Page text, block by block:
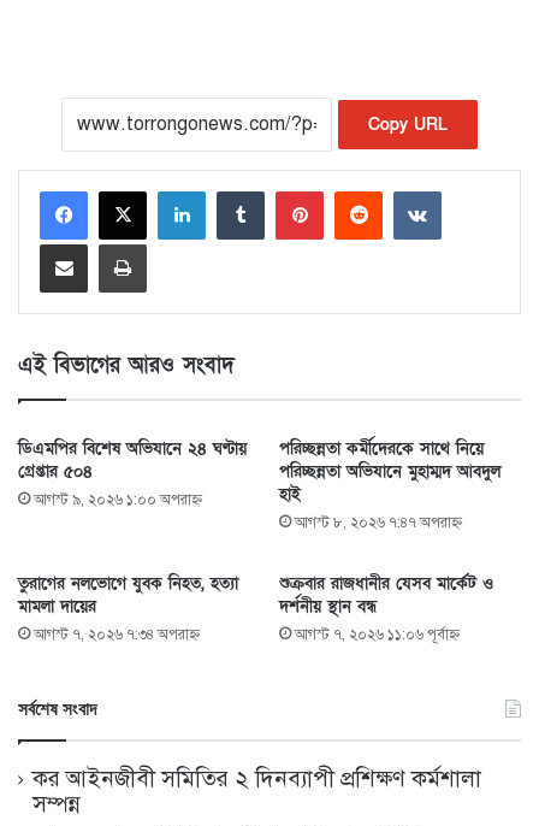
Copy URL
LinkedIn
এই বিভাগের আরও সংবাদ
ডিএমপির বিশেষ অভিযানে ২৪ ঘণ্টায়
গ্রেপ্তার ৫০৪
আগস্ট ৯, ২০২৬ ১:০০ অপরাহ্ণ
পরিচ্ছন্নতা কর্মীদেরকে সাথে নিয়ে
পরিচ্ছন্নতা অভিযানে মুহাম্মদ আবদুল
হাই
আগস্ট ৮, ২০২৬ ৭:৪৭ অপরাহ্ণ
তুরাগের নলভোগে যুবক নিহত, হত্যা
মামলা দায়ের
আগস্ট ৭, ২০২৬ ৭:৩৪ অপরাহ্ণ
শুক্রবার রাজধানীর যেসব মার্কেট ও
দর্শনীয় স্থান বন্ধ
আগস্ট ৭, ২০২৬ ১১:০৬ পূর্বাহ্ণ
সর্বশেষ সংবাদ
কর আইনজীবী সমিতির ২ দিনব্যাপী প্রশিক্ষণ কর্মশালা
সম্পন্ন